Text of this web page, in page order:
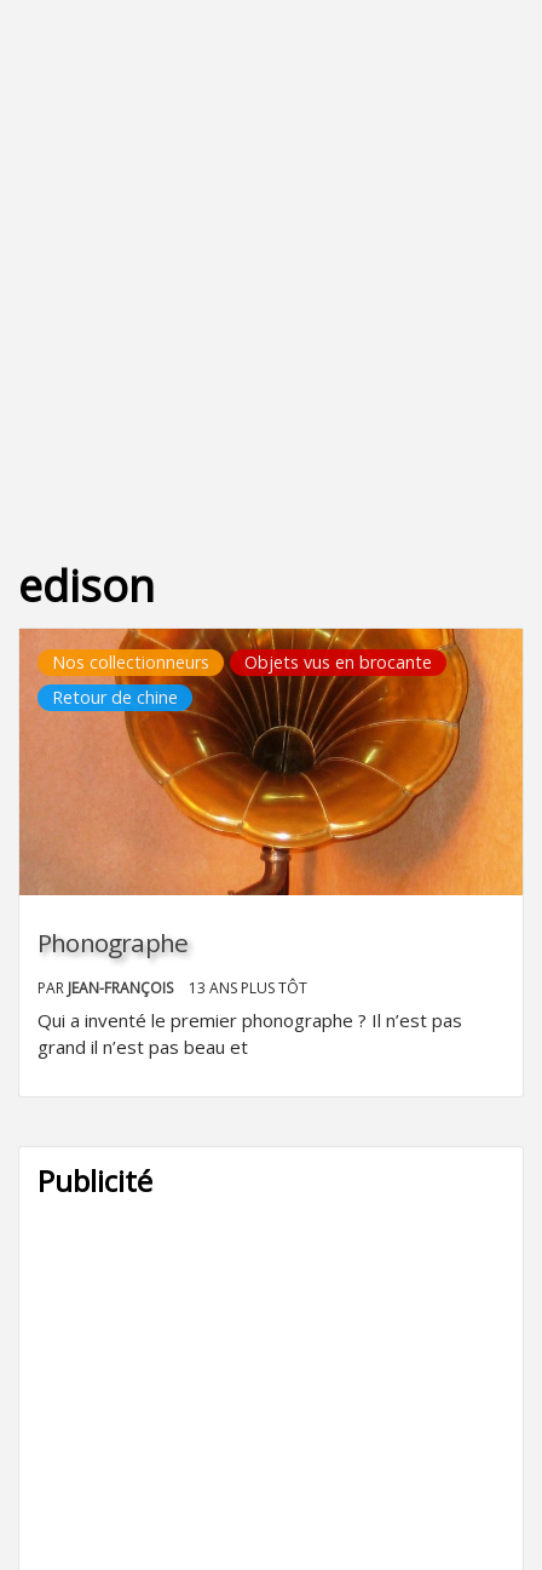
edison
Nos collectionneurs
Objets vus en brocante
Retour de chine
Phonographe
PAR JEAN-FRANÇOIS 13 ANS PLUS TÔT
Qui a inventé le premier phonographe ? Il n’est pas
grand il n’est pas beau et
Publicité